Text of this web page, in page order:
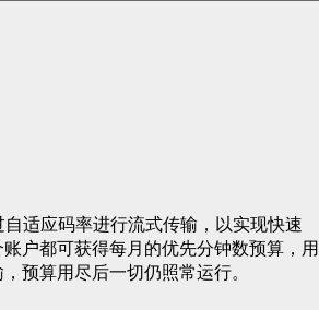
适应码率进行流式传输，以实现快速
户都可获得每月的优先分钟数预算，用
预算用尽后一切仍照常运行。